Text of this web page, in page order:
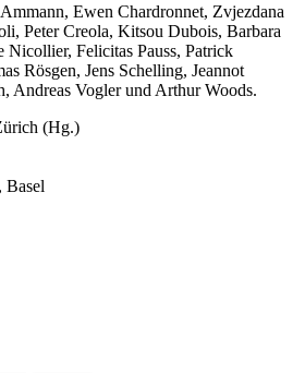
Ewen Chardronnet, Zvjezdana
Peter Creola, Kitsou Dubois, Barbara
Felicitas Pauss, Patrick
Rösgen, Jens Schelling, Jeannot
Andreas Vogler und Arthur Woods.
(Hg.)
Basel